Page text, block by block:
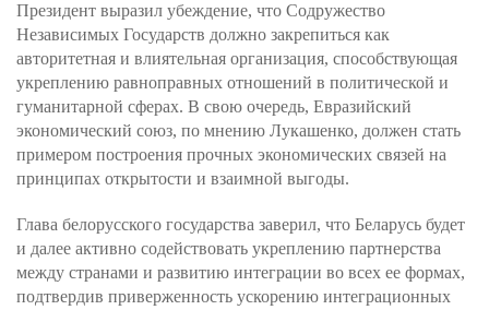
Президент выразил убеждение, что Содружество
Независимых Государств должно закрепиться как
авторитетная и влиятельная организация, способствующая
укреплению равноправных отношений в политической и
гуманитарной сферах. В свою очередь, Евразийский
экономический союз, по мнению Лукашенко, должен стать
примером построения прочных экономических связей на
принципах открытости и взаимной выгоды.
Глава белорусского государства заверил, что Беларусь будет
и далее активно содействовать укреплению партнерства
между странами и развитию интеграции во всех ее формах,
подтвердив приверженность ускорению интеграционных